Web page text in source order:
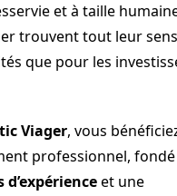
et à taille
trouvent tout leur
que pour les
Viager, vous
professionnel,
d’expérienceet une